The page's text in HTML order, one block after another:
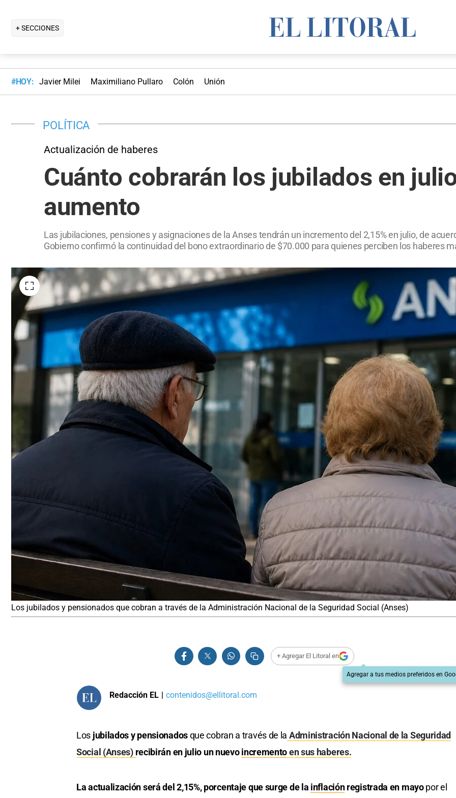
+ SECCIONES
#HOY: Javier Milei Maximiliano Pullaro Colón Unión
POLÍTICA
Actualización de haberes
Cuánto cobrarán los jubilados en
aumento
Las jubilaciones, pensiones y asignaciones de la Anses tendrán un incremento del 2,15% en julio, de
Gobierno confirmó la continuidad del bono extraordinario de $70.000 para quienes perciben los haberes
Los jubilados y pensionados que cobran a través de la Administración Nacional de la Seguridad Social (Anses)
+ Agregar El Litoral en
Agregar a tus medios preferidos en
Redacción EL | contenidos@ellitoral.com
Los jubilados y pensionadosque cobran a través de la Administración Nacional de la Seguridad
Social (Anses) recibirán en julio un nuevoincrementoen sus haberes.
La actualización será del 2,15%, porcentaje que surge de la inflaciónregistrada en mayopor el